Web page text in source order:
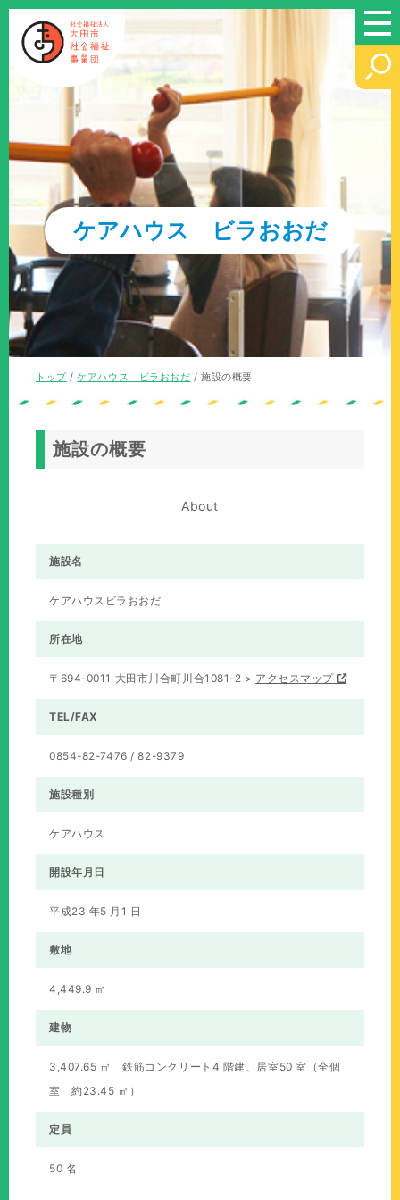
このページの本文へ
ケアハウス ビラおおだ
現
位
置：
トップ/ケアハウス ビラおおだ /施設の概要
施設の概要
About
施設名
ケアハウスビラおおだ
所在地
〒694-0011 大田市川合町川合1081-2 > アクセスマップ
TEL/FAX
0854-82-7476 / 82-9379
施設種別
ケアハウス
開設年月日
平成23 年5 月1 日
敷地
4,449.9 ㎡
建物
3,407.65 ㎡ 鉄筋コンクリート4 階建、居室50 室（全個
室 約23.45 ㎡）
定員
50 名